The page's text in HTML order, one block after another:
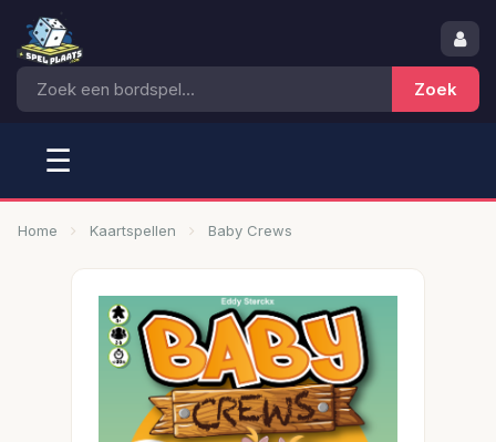
☰
Home Kaartspellen Baby Crews